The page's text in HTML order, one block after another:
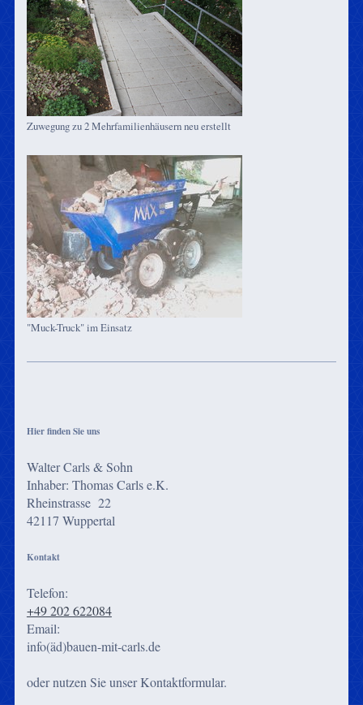
Zuwegung zu 2 Mehrfamilienhäusern neu erstellt
"Muck-Truck" im Einsatz
Hier finden Sie uns
Walter Carls & Sohn
Inhaber: Thomas Carls e.K.
Rheinstrasse 22
42117 Wuppertal
Kontakt
Telefon:
+49 202 622084
Email:
info(äd)bauen-mit-carls.de
oder nutzen Sie unser Kontaktformular.